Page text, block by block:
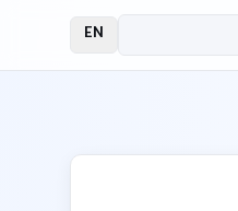
EN